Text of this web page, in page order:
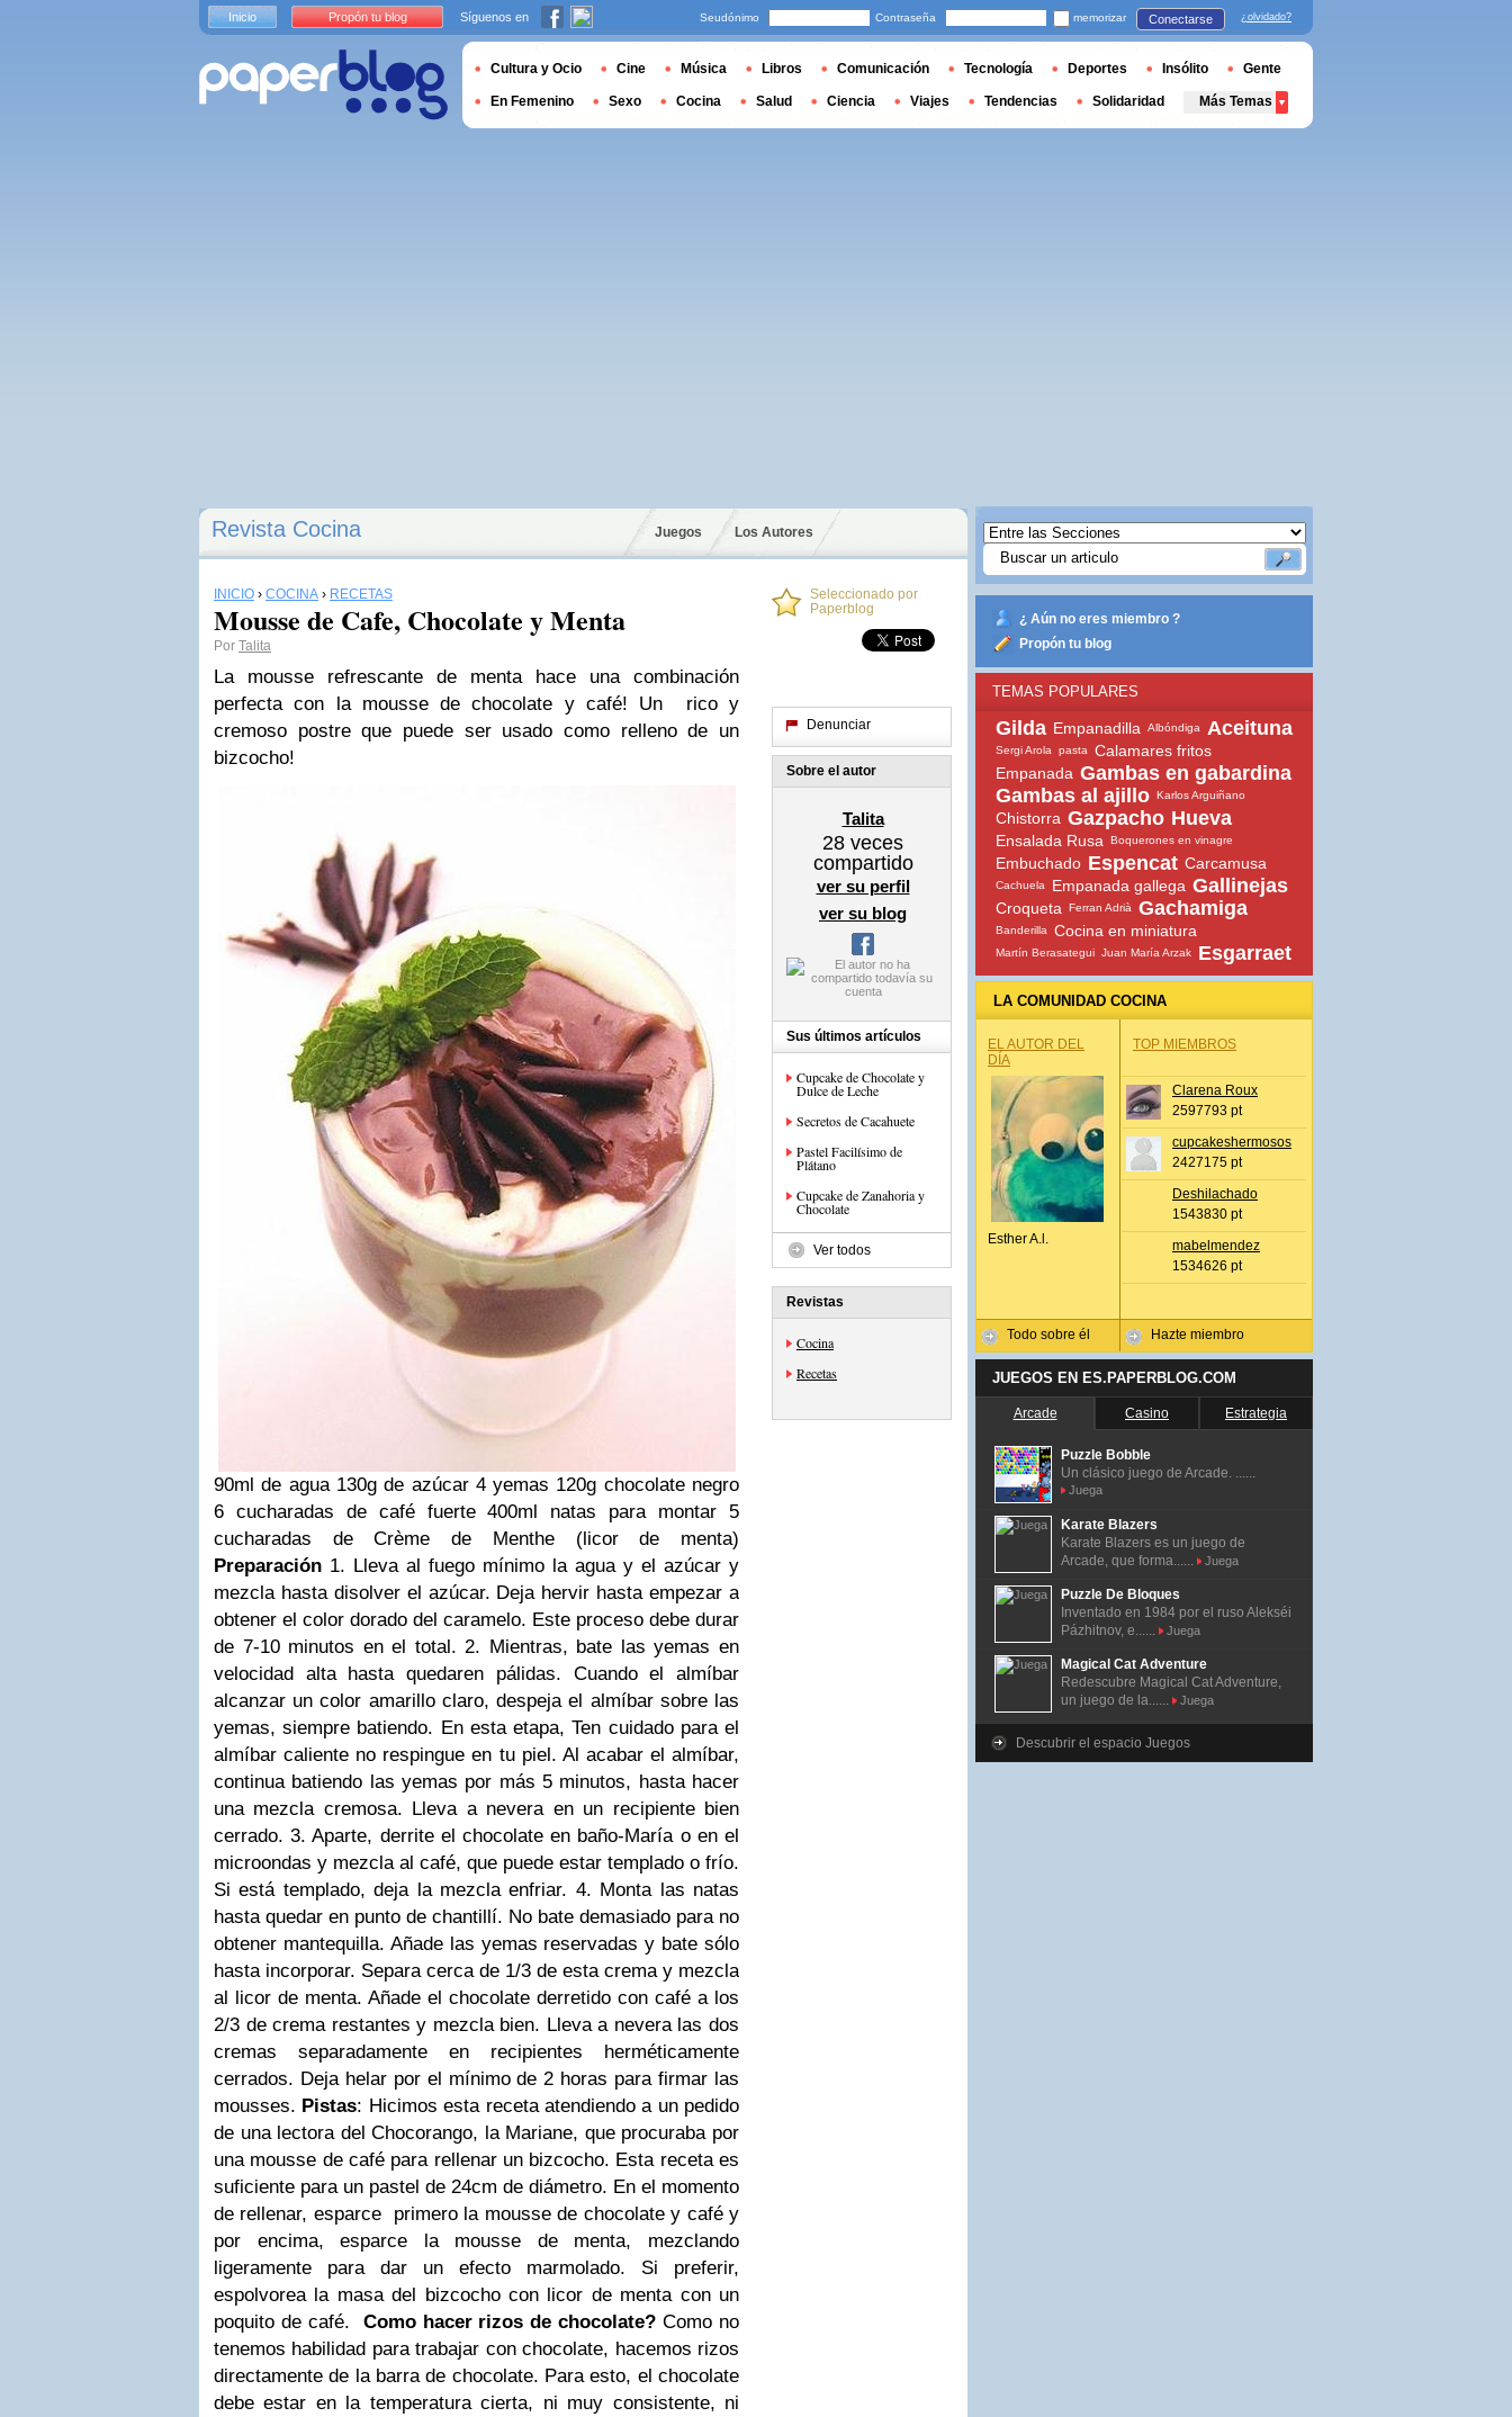
Revista Cocina Juegos Los Autores
INICIO › COCINA › RECETAS
Mousse de Cafe, Chocolate y Menta
Por Talita
La mousse refrescante de menta hace una combinación
perfecta con la mousse de chocolate y café! Un rico y
cremoso postre que puede ser usado como relleno de un
bizcocho!
90ml de agua 130g de azúcar 4 yemas 120g chocolate negro
6 cucharadas de café fuerte 400ml natas para montar
5
cucharadas de Crème de Menthe (licor de menta)
Preparación 1. Lleva al fuego mínimo la agua y el azúcar y
mezcla hasta disolver el azúcar. Deja hervir hasta empezar a
obtener el color dorado del caramelo. Este proceso debe durar
de 7-10 minutos en el total. 2. Mientras, bate las yemas en
velocidad alta hasta quedaren pálidas. Cuando el almíbar
alcanzar un color amarillo claro, despeja el almíbar sobre las
yemas, siempre batiendo. En esta etapa, Ten cuidado para el
almíbar caliente no respingue en tu piel. Al acabar el almíbar,
continua batiendo las yemas por más 5 minutos, hasta hacer
una mezcla cremosa. Lleva a nevera en un recipiente bien
cerrado. 3. Aparte, derrite el chocolate en baño-María o en el
microondas y mezcla al café, que puede estar templado o frío.
Si está templado, deja la mezcla enfriar. 4. Monta las natas
hasta quedar en punto de chantillí. No bate demasiado para no
obtener mantequilla. Añade las yemas reservadas y bate sólo
hasta incorporar. Separa cerca de 1/3 de esta crema y mezcla
al licor de menta. Añade el chocolate derretido con café a los
2/3 de crema restantes y mezcla bien. Lleva a nevera las dos
cremas separadamente en recipientes herméticamente
cerrados. Deja helar por el mínimo de 2 horas para firmar las
mousses. Pistas: Hicimos esta receta atendiendo a un pedido
de una lectora del Chocorango, la Mariane, que procuraba por
una mousse de café para rellenar un bizcocho. Esta receta es
suficiente para un pastel de 24cm de diámetro. En el momento
de rellenar, esparce primero la mousse de chocolate y café y
por encima, esparce la mousse de menta, mezclando
ligeramente para dar un efecto marmolado. Si preferir,
espolvorea la masa del bizcocho con licor de menta con un
poquito de café.
Como hacer rizos de chocolate? Como no
tenemos habilidad para trabajar con chocolate, hacemos rizos
directamente de la barra de chocolate. Para esto, el chocolate
debe estar en la temperatura cierta, ni muy consistente, ni
Seleccionado por
Paperblog
Denunciar
Sobre el autor
Talita
28 veces
compartido
ver su perfil
ver su blog
Sus últimos artículos
Cupcake de Chocolate y
Dulce de Leche
Secretos de Cacahuete
Pastel Facilísimo de
Plátano
Cupcake de Zanahoria y
Chocolate
Ver todos
Revistas
Cocina
Recetas
¿ Aún no eres miembro ?
Propón tu blog
TEMAS POPULARES
Gilda Empanadilla Albóndiga Aceituna
Sergi Arola pasta
Calamares fritos
Empanada Gambas en gabardina
Gambas al ajillo Karlos Arguiñano
Chistorra Gazpacho Hueva
Ensalada Rusa Boquerones en vinagre
Embuchado Espencat Carcamusa
Cachuela Empanada gallega Gallinejas
Croqueta Ferran Adrià Gachamiga
Banderilla Cocina en miniatura
Martín Berasategui Juan María Arzak Esgarraet
LA COMUNIDAD COCINA
EL AUTOR DEL
DÍA
Esther A.l.
Todo sobre él
TOP MIEMBROS
Clarena Roux
2597793 pt
cupcakeshermosos
2427175 pt
Deshilachado
1543830 pt
mabelmendez
1534626 pt
Hazte miembro
JUEGOS EN ES.PAPERBLOG.COM
Arcade Casino Estrategia
Puzzle Bobble
Un clásico juego de Arcade. ......
Juega
Karate Blazers
Karate Blazers es un juego de
Arcade, que forma......
Juega
Puzzle De Bloques
Inventado en 1984 por el ruso Alekséi
Pázhitnov, e......
Juega
Magical Cat Adventure
Redescubre Magical Cat Adventure,
un juego de la......
Juega
Descubrir el espacio Juegos
Inicio Propón tu blog Síguenos en Seudónimo Contraseña memorizar Conectarse ¿olvidado?
Cultura y Ocio Cine Música Libros Comunicación Tecnología Deportes Insólito Gente
En Femenino Sexo Cocina Salud Ciencia Viajes Tendencias Solidaridad Más Temas